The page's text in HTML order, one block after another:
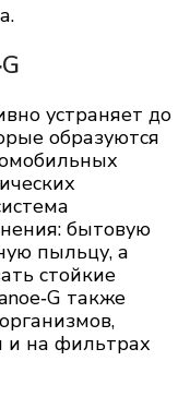
устраняет до
образуются
бытовую
пыльцу, а
стойкие
также
и на фильтрах